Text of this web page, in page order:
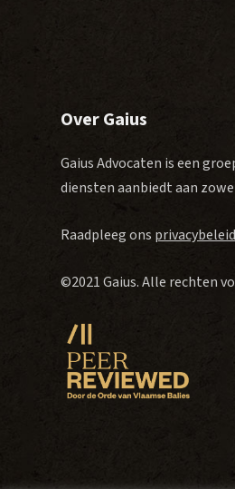
Over Gaius
Gaius Advocaten is een
diensten aanbiedt aan
Raadpleeg ons
©2021 Gaius. Alle rechten